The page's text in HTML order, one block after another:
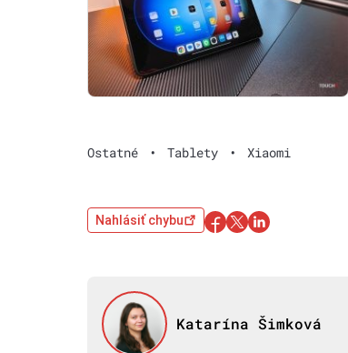
Ostatné • Tablety • Xiaomi
Nahlásiť chybu
Katarína Šimková